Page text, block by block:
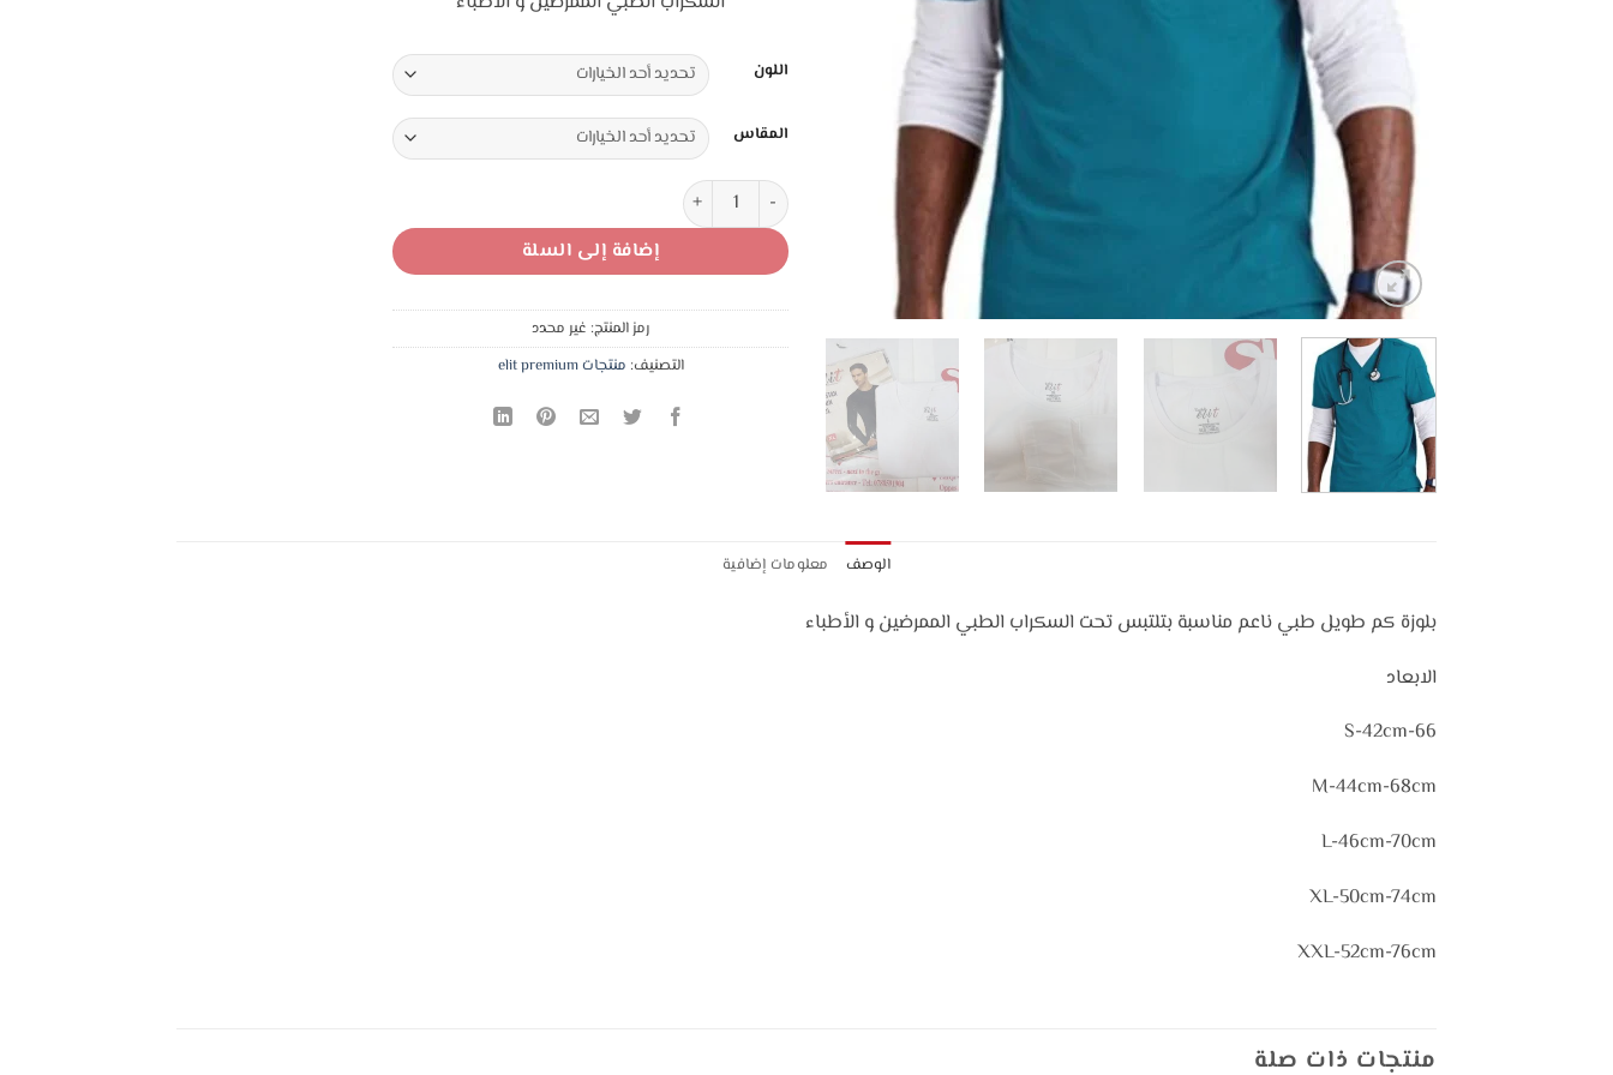
9,00 د.ا. 7,50 د.ا.
اللون
المقاس
كمية بلوزة كم طويل تحت السكراب الطبي قطن تركي ناعم طبي
إضافة إلى السلة
رمز المنتج: غير محدد
التصنيف: منتجات elit premium
الوصف معلومات إضافية
بلوزة كم طويل طبي ناعم مناسبة بتلتبس تحت السكراب الطبي الممرضين و الأطباء
الابعاد
S-42cm-66
M-44cm-68cm
L-46cm-70cm
XL-50cm-74cm
XXL-52cm-76cm
منتجات ذات صلة